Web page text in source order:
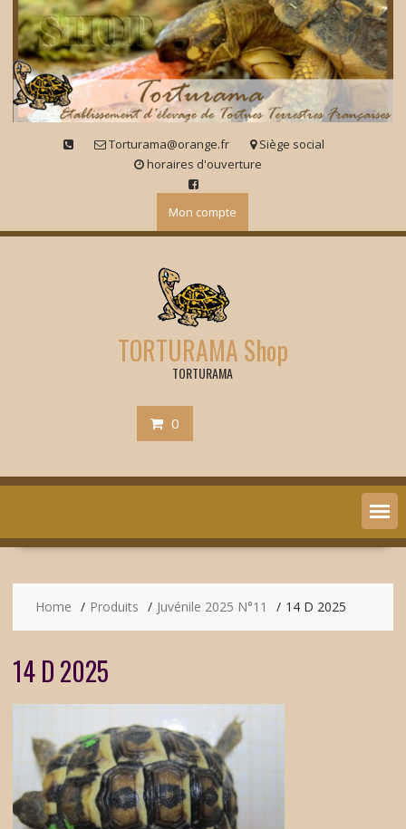
Skip
content
Torturama@orange.fr
Siège social
horaires d'ouverture
Mon compte
TORTURAMA Shop
TORTURAMA
0
Home Produits Juvénile 2025 N°11 14 D 2025
14 D 2025